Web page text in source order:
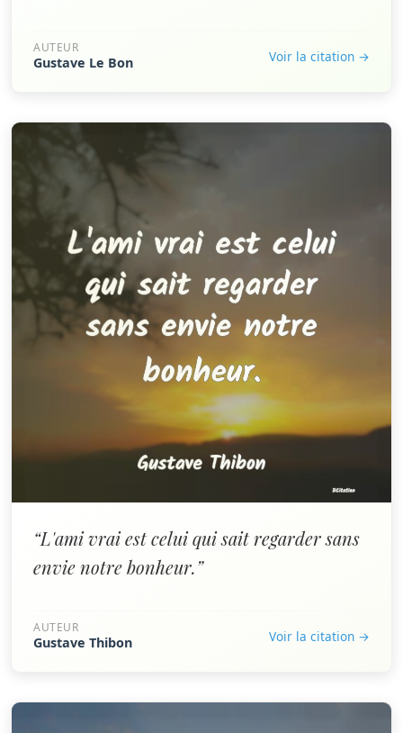
AUTEUR
Gustave Le Bon Voir la citation →
“L'ami vrai est celui qui sait regarder sans
envie notre bonheur.”
AUTEUR
Gustave Thibon Voir la citation →